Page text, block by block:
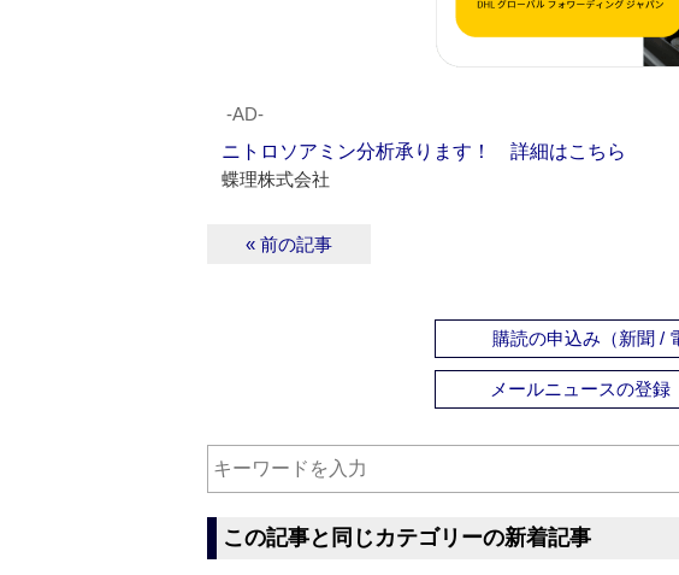
‐AD‐
ニトロソアミン分析承ります！ 詳細はこちら
蝶理株式会社
« 前の記事
購読の申込み（新聞 /
メールニュースの登録
この記事と同じカテゴリーの新着記事